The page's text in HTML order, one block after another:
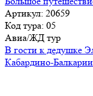
Артикул: 20659
Код тура: 05
Авиа/ЖД тур
В гости к дедушке
Кабардино-Балкарии